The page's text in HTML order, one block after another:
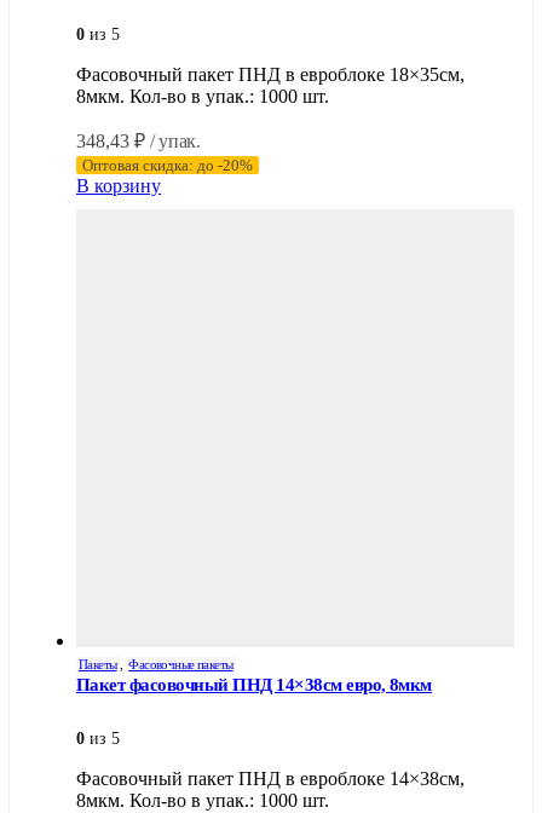
0 из 5
Фасовочный пакет ПНД в евроблоке 18×35см,
8мкм. Кол-во в упак.: 1000 шт.
348,43 ₽ / упак.
Оптовая скидка: до -20%
В корзину
Пакеты, Фасовочные пакеты
Пакет фасовочный ПНД 14×38см евро, 8мкм
0 из 5
Фасовочный пакет ПНД в евроблоке 14×38см,
8мкм. Кол-во в упак.: 1000 шт.